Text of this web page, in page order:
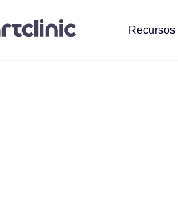
Recursos